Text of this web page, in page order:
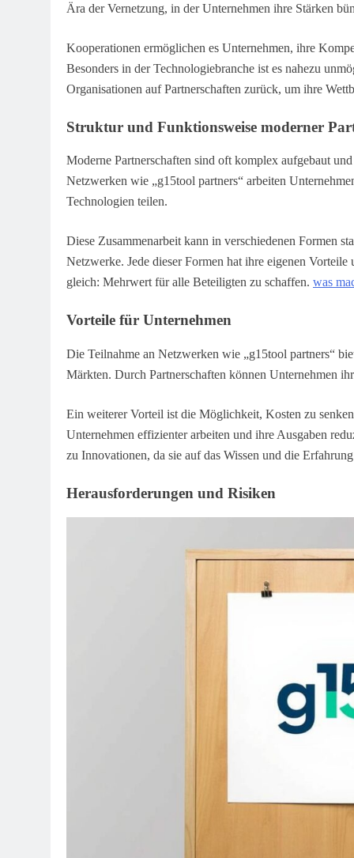
Ära der Vernetzung, in der Unternehmen ihre Stärken
Kooperationen ermöglichen es Unternehmen, ihre
Besonders in der Technologiebranche ist es nahezu
Organisationen auf Partnerschaften zurück, um ihre
Struktur und Funktionsweise moderner
Moderne Partnerschaften sind oft komplex aufgebaut
Netzwerken wie „g15tool partners“ arbeiten
Technologien teilen.
Diese Zusammenarbeit kann in verschiedenen Formen
Netzwerke. Jede dieser Formen hat ihre eigenen
gleich: Mehrwert für alle Beteiligten zu schaffen. was
Vorteile für Unternehmen
Die Teilnahme an Netzwerken wie „g15tool partners“
Märkten. Durch Partnerschaften können Unternehmen
Ein weiterer Vorteil ist die Möglichkeit, Kosten zu
Unternehmen effizienter arbeiten und ihre Ausgaben
zu Innovationen, da sie auf das Wissen und die
Herausforderungen und Risiken